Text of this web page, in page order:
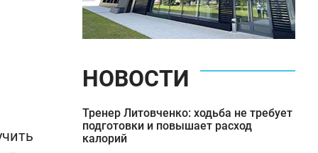
НОВОСТИ
Тренер Литовченко: ходьба не требует
подготовки и повышает расход
калорий